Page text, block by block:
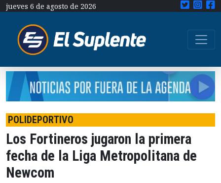
jueves 6 de agosto de 2026
POLIDEPORTIVO
Los Fortineros jugaron la primera
fecha de la Liga Metropolitana de
Newcom